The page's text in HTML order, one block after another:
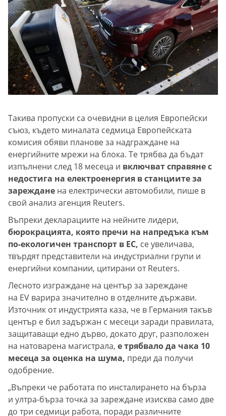
Такива пропуски са очевидни в целия Европейски
съюз, където миналата седмица Европейската
комисия обяви планове за надграждане на
енергийните мрежи на блока. Те трябва да бъдат
изпълнени след 18 месеца и включват справяне с
недостига на електроенергия в станциите за
зареждане на електрически автомобили, пише в
свой анализ агенция Reuters.
Въпреки декларациите на нейните лидери,
бюрокрацията, която пречи на напредъка към
по-екологичен транспорт в ЕС, се увеличава,
твърдят представители на индустриални групи и
енергийни компании, цитирани от Reuters.
Лесното изграждане на център за зареждане
на EV варира значително в отделните държави.
Източник от индустрията каза, че в Германия такъв
център е бил задържан с месеци заради правилата,
защитаващи едно дърво, докато друг, разположен
на натоварена магистрала, е трябвало да чака 10
месеца за оценка на шума, преди да получи
одобрение.
„Въпреки че работата по инсталирането на бърза
и ултра-бърза точка за зареждане изисква само две
до три седмици работа, поради различните